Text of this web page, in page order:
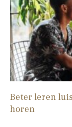
Beter leren
horen